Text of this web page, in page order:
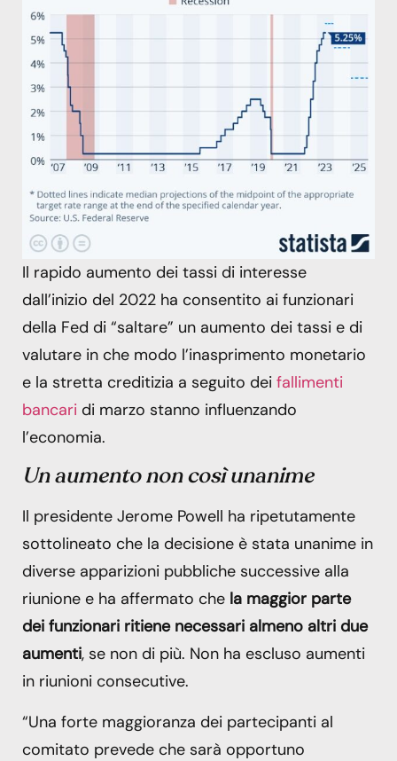
Il rapido aumento dei tassi di interesse
dall’inizio del 2022 ha consentito ai funzionari
della Fed di “saltare” un aumento dei tassi e di
valutare in che modo l’inasprimento monetario
e la stretta creditizia a seguito dei fallimenti
bancari di marzo stanno influenzando
l’economia.
Un aumento non così unanime
Il presidente Jerome Powell ha ripetutamente
sottolineato che la decisione è stata unanime in
diverse apparizioni pubbliche successive alla
riunione e ha affermato che la maggior parte
dei funzionari ritiene necessari almeno altri due
aumenti, se non di più. Non ha escluso aumenti
in riunioni consecutive.
“Una forte maggioranza dei partecipanti al
comitato prevede che sarà opportuno